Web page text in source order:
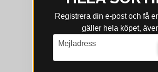
Registrera din e‑post och få
gäller hela köpet,
email
Mejladress